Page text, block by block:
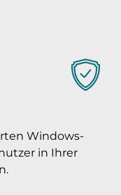
Windows-
in Ihrer